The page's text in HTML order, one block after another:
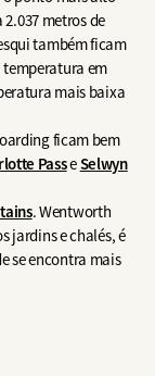
metros de
também ficam
temperatura em
mais baixa
ficam bem
PasseSelwyn
. Wentworth
jardins e chalés, é
se encontra mais